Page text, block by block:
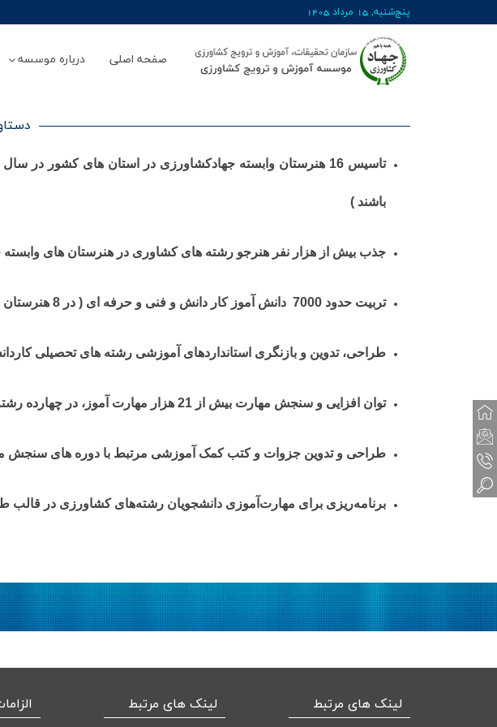
پنج‌شنبه, 15 مرداد 1405
صفحه اصلی درباره موسسه
باشند )
جذب بیش از هزار نفر هنرجو رشته های کشاوری در هنرستان های
تربیت حدود 7000 دانش ­آموز کار دانش و فنی و حرفه ­ای ( در 8 هنرستان وابسته در سال تحصیلی 99-1398 و 29 مرکز آموزش در قالب برون سپاری )
طراحی، تدوین و بازنگری استانداردهای آموزشی رشته های تحصیلی
توان­ افزایی و سنجش مهارت بیش از 21 هزار مهارت­ آموز، در چهارده رشته دیپلم کشاورزی در سال 1399-1398
طراحی و تدوین جزوات و کتب کمک آموزشی مرتبط با دوره های سنجش
برنامه‌ریزی برای مهارت‌آموزی دانشجویان رشته‌های کشاورزی در قالب
لینک های مرتبط لینک های مرتبط